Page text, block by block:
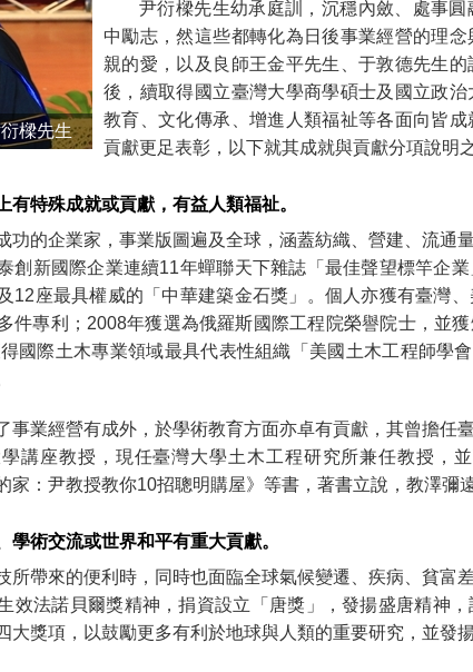
樑先生
尹衍樑先生幼承庭訓，沉穩內斂、處事
中勵志，然這些都轉化為日後事業經營的理
親的愛，以及良師王金平先生、于敦德先生
後，續取得國立臺灣大學商學碩士及國立政
教育、文化傳承、增進人類福祉等各面向皆
貢獻更足表彰，以下就其成就與貢獻分項說明之
有特殊成就或貢獻，有益人類福祉。
功的企業家，事業版圖遍及全球，涵蓋紡織、營建、流通
創新國際企業連續11年蟬聯天下雜誌「最佳聲望標竿企
12座最具權威的「中華建築金石獎」。個人亦獲有臺灣
件專利；2008年獲選為俄羅斯國際工程院榮譽院士，並
國際土木專業領域最具代表性組織「美國土木工程師學
事業經營有成外，於學術教育方面亦卓有貢獻，其曾擔任
講座教授，現任臺灣大學土木工程研究所兼任教授，
家：尹教授教你10招聰明購屋》等書，著書立說，教澤彌遠
學術交流或世界和平有重大貢獻。
所帶來的便利時，同時也面臨全球氣候變遷、疾病、貧富
效法諾貝爾獎精神，捐資設立「唐獎」，發揚盛唐精神
大獎項，以鼓勵更多有利於地球與人類的重要研究，並發揚